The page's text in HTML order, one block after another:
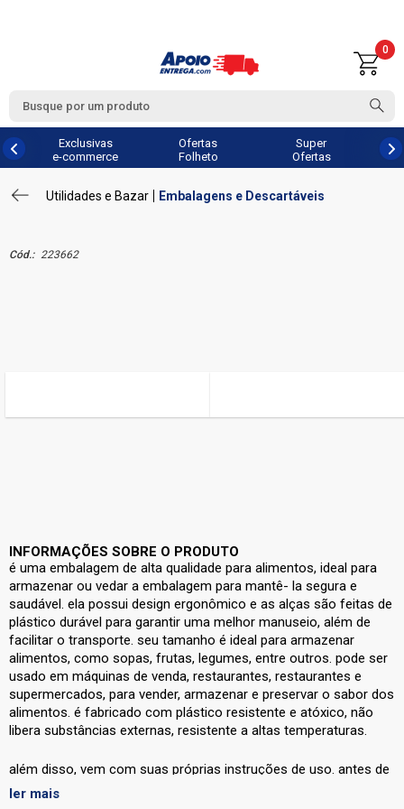
0
Exclusivas
e-commerce
Ofertas
Folheto
Super
Ofertas
Utilidades e Bazar Embalagens e Descartáveis
Cód.: 223662
INFORMAÇÕES SOBRE O PRODUTO
é uma embalagem de alta qualidade para alimentos, ideal para
armazenar ou vedar a embalagem para mantê- la segura e
saudável. ela possui design ergonômico e as alças são feitas de
plástico durável para garantir uma melhor manuseio, além de
facilitar o transporte. seu tamanho é ideal para armazenar
alimentos, como sopas, frutas, legumes, entre outros. pode ser
usado em máquinas de venda, restaurantes, restaurantes e
supermercados, para vender, armazenar e preservar o sabor dos
alimentos. é fabricado com plástico resistente e atóxico, não
libera substâncias externas, resistente a altas temperaturas.
além disso, vem com suas próprias instruções de uso. antes de
usá-lo, faça uma pré-lavagem para remover qualquer impureza
ler mais